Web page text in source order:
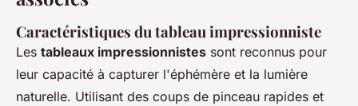
Caractéristiques du tableau impressionniste
Les tableaux impressionnistes sont reconnus pour
leur capacité à capturer l'éphémère et la lumière
naturelle. Utilisant des coups de pinceau rapides et